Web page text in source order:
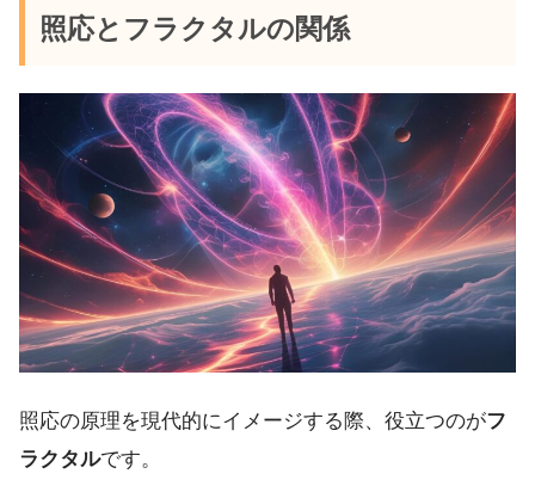
照応とフラクタルの関係
照応の原理を現代的にイメージする際、役立つのがフ
ラクタルです。